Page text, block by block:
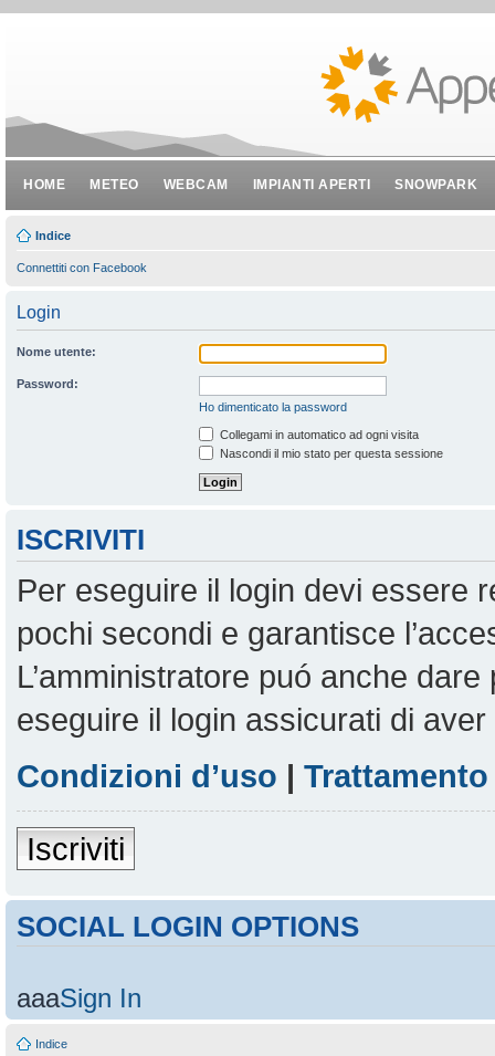
HOME METEO WEBCAM IMPIANTI APERTI SNOWPARK
Indice
Connettiti con Facebook
Login
Nome utente:
Password:
Ho dimenticato la password
Collegami in automatico ad ogni visita
Nascondi il mio stato per questa sessione
ISCRIVITI
Per eseguire il login devi essere
pochi secondi e garantisce
L’amministratore puó anche
eseguire il login assicurati di
Condizioni d’uso |
Iscriviti
SOCIAL LOGIN OPTIONS
aaaSign In
Indice